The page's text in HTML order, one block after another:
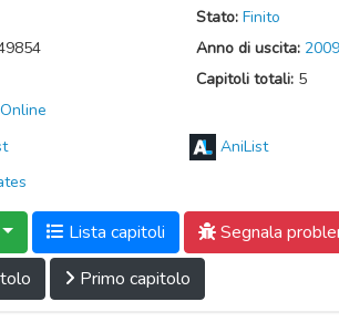
Stato: Finito
Anno di uscita: 2009
Capitoli totali: 5
AniList
Lista capitoli
Segnala
Primo capitolo